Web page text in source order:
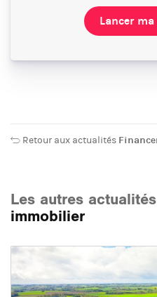
Lancer
Retour aux actualités
Les autres actualités
immobilier